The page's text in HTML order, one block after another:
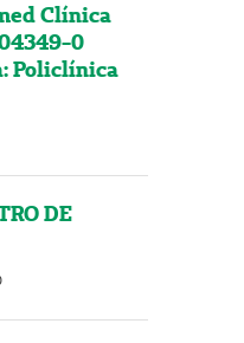
Clínica
0
Policlínica
DE